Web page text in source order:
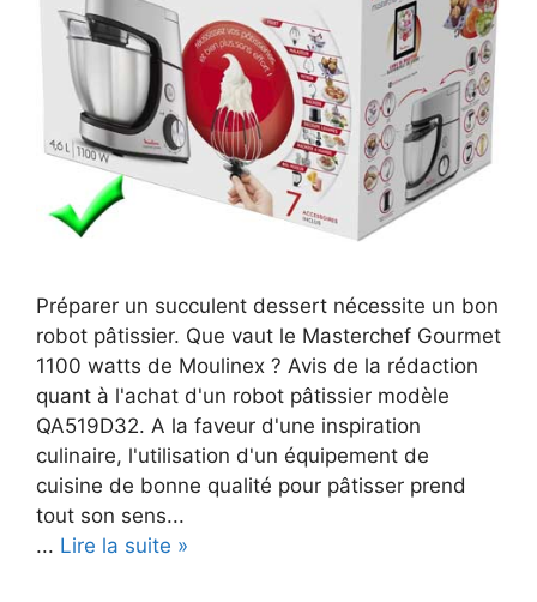
Préparer un succulent dessert nécessite un bon
robot pâtissier. Que vaut le Masterchef Gourmet
1100 watts de Moulinex ? Avis de la rédaction
quant à l'achat d'un robot pâtissier modèle
QA519D32. A la faveur d'une inspiration
culinaire, l'utilisation d'un équipement de
cuisine de bonne qualité pour pâtisser prend
tout son sens...
... Lire la suite »